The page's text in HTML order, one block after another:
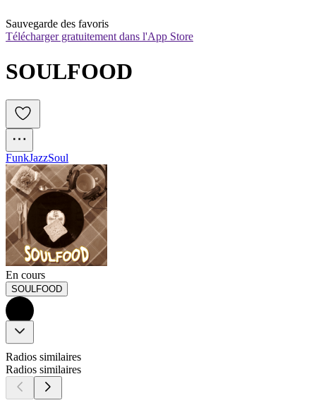
Sauvegarde des favoris
Télécharger gratuitement dans l'App Store
SOULFOOD
FunkJazzSoul
En cours
SOULFOOD
Radios similaires
Radios similaires